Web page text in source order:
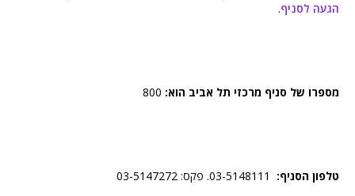
הגעה לסניף.
מספרו של סניף מרכזי תל אביב הוא:
טלפון הסניף: